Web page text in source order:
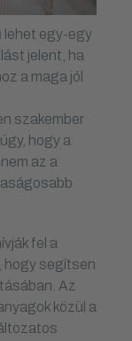
lehet egy-egy
jelent, ha
a maga jól
szakember
hogy a
az a
fel a
hogy segítsen
Az
közül a